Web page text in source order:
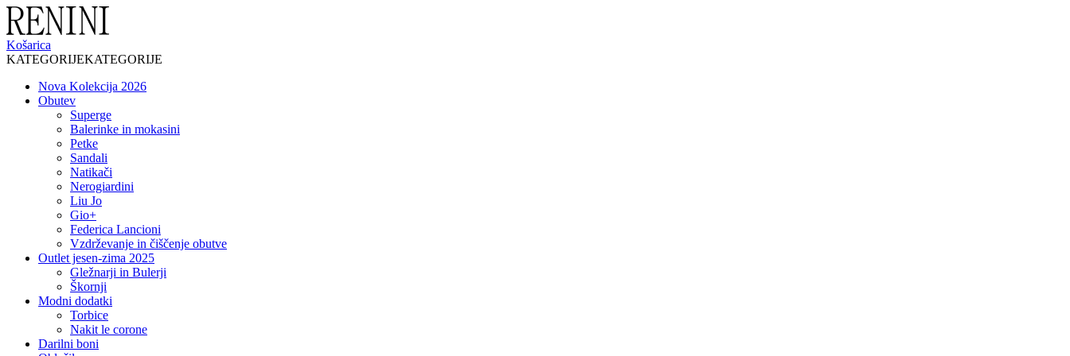
Košarica
KATEGORIJEKATEGORIJE
Nova Kolekcija 2026
Obutev
Superge
Balerinke in mokasini
Petke
Sandali
Natikači
Nerogiardini
Liu Jo
Gio+
Federica Lancioni
Vzdrževanje in čiščenje obutve
Outlet jesen-zima 2025
Gležnarji in Bulerji
Škornji
Modni dodatki
Torbice
Nakit le corone
Darilni boni